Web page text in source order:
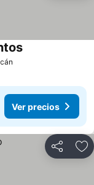
Ver precios
Ver precios
Compartir